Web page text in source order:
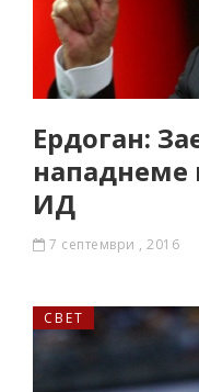
Ердоган:
нападнеме
ИД
7 септември , 2016
СВЕТ